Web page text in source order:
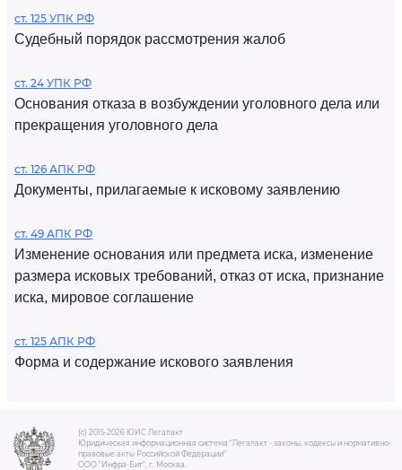
ст. 125 УПК РФ
Судебный порядок рассмотрения жалоб
ст. 24 УПК РФ
Основания отказа в возбуждении уголовного дела или
прекращения уголовного дела
ст. 126 АПК РФ
Документы, прилагаемые к исковому заявлению
ст. 49 АПК РФ
Изменение основания или предмета иска, изменение
размера исковых требований, отказ от иска, признание
иска, мировое соглашение
ст. 125 АПК РФ
Форма и содержание искового заявления
(c) 2015-2026 ЮИС Легалакт
Юридическая информационная система "Легалакт - законы, кодексы и нормативно-
правовые акты Российской Федерации"
ООО "Инфра-Бит", г. Москва.